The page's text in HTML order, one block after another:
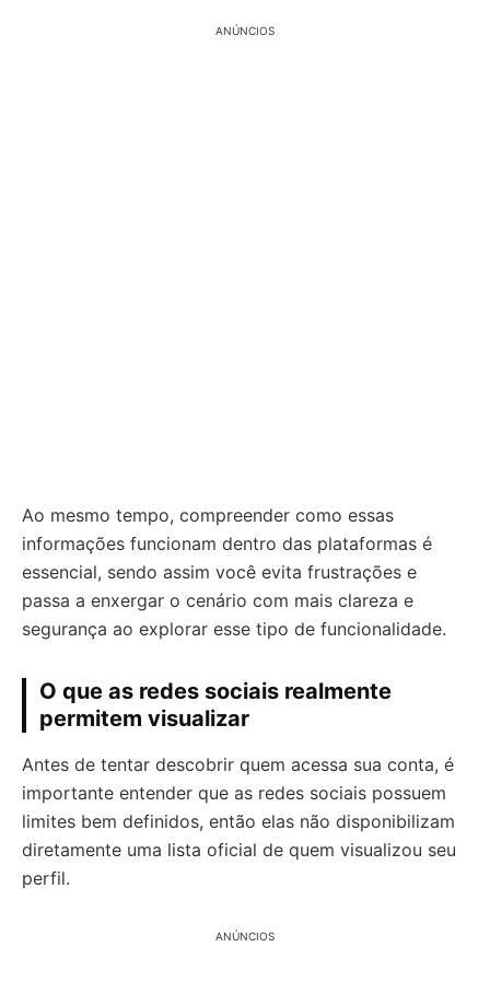
ANÚNCIOS
Ao mesmo tempo, compreender como essas
informações funcionam dentro das plataformas é
essencial, sendo assim você evita frustrações e
passa a enxergar o cenário com mais clareza e
segurança ao explorar esse tipo de funcionalidade.
O que as redes sociais realmente
permitem visualizar
Antes de tentar descobrir quem acessa sua conta, é
importante entender que as redes sociais possuem
limites bem definidos, então elas não disponibilizam
diretamente uma lista oficial de quem visualizou seu
perfil.
ANÚNCIOS